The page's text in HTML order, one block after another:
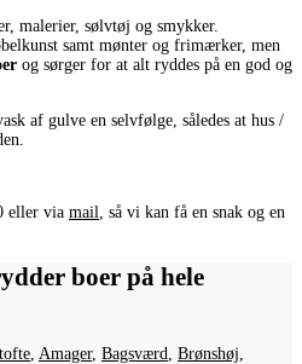
malerier, sølvtøj og smykker.
samt mønter og frimærker, men
og sørger for at alt ryddes på en god og
af gulve en selvfølge, således at hus /
eller via mail
, så vi kan få en snak og en
boer på hele
Amager, Bagsværd Brønshøj